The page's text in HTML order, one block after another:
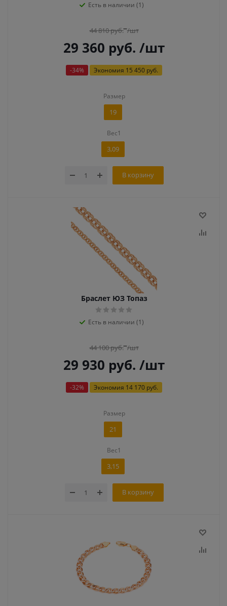
Есть в наличии (1)
44 810руб. /шт
29 360 руб. /шт
-34% Экономия 15 450 руб.
Размер
19
Вес1
3,09
В корзину
Браслет ЮЗ Топаз
Есть в наличии (1)
44 100руб. /шт
29 930 руб. /шт
-32% Экономия 14 170 руб.
Размер
21
Вес1
3,15
В корзину